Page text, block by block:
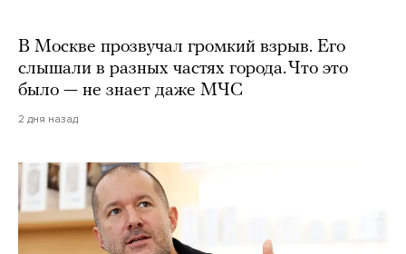
В Москве прозвучал громкий взрыв. Его
слышали в разных частях города. Что это
было — не знает даже МЧС
2 дня назад